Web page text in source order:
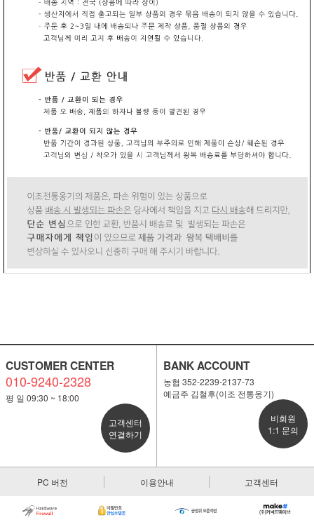
CUSTOMER CENTER
010-9240-2328
평 일 09:30 ~ 18:00
고객센터
연결하기
BANK ACCOUNT
농협 352-2239-2137-73
예금주 김철후(이조 전통옹기)
비회원
1:1 문의
PC 버전 이용안내 고객센터